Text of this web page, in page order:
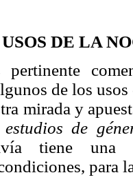
DE LA
pertinente
de los
mirada y
de
tiene una
para